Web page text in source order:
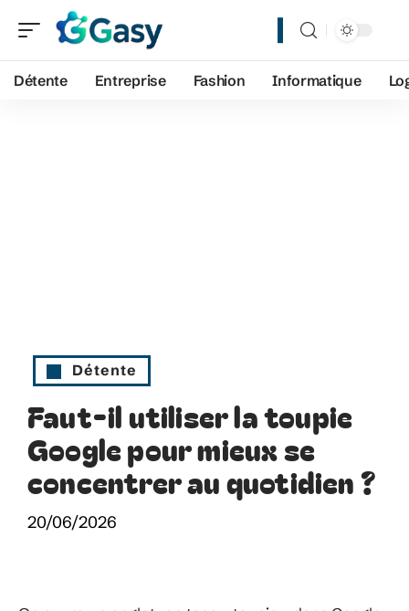
Détente Entreprise Fashion Informatique
Détente
Faut-il utiliser la toupie
Google pour mieux se
concentrer au quotidien ?
20/06/2026